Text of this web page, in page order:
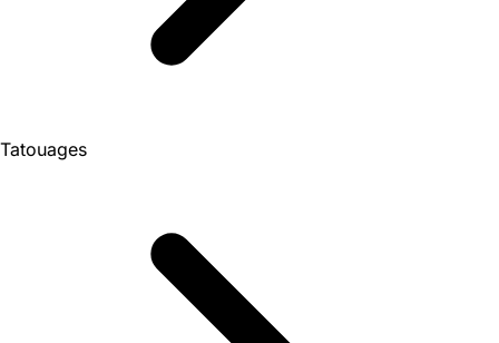
Tatouages